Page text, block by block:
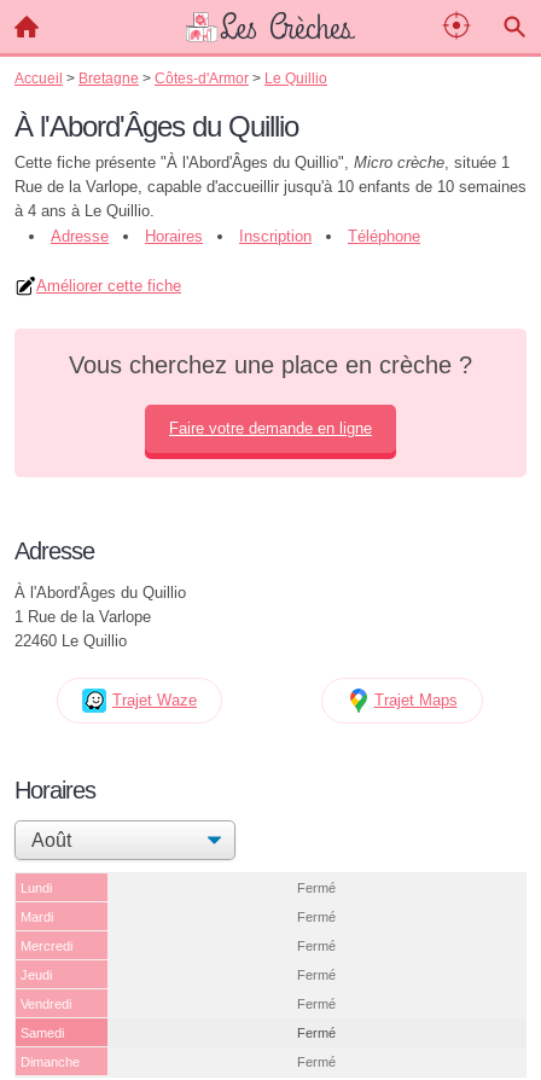
Accueil > Bretagne > Côtes-d'Armor > Le Quillio
À l'Abord'Âges du Quillio
Cette fiche présente "À l'Abord'Âges du Quillio", Micro crèche, située 1
Rue de la Varlope, capable d'accueillir jusqu'à 10 enfants de 10 semaines
à 4 ans à Le Quillio.
Adresse
Horaires Inscription Téléphone
Améliorer cette fiche
Vous cherchez une place en crèche ?
Faire votre demande en ligne
Adresse
À l'Abord'Âges du Quillio
1 Rue de la Varlope
22460 Le Quillio
Trajet Waze Trajet Maps
Horaires
Lundi
Fermé
Mardi
Fermé
Mercredi
Fermé
Jeudi
Fermé
Vendredi
Fermé
Samedi
Fermé
Dimanche
Fermé